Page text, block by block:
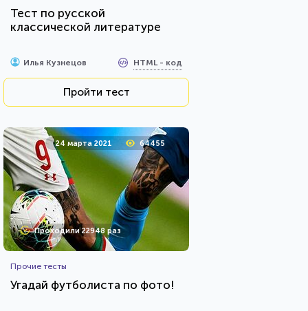
Тест по русской
классической литературе
Илья Кузнецов HTML - код
Пройти тест
24 марта 2021 64455
Проходили 22948 раз
Прочие тесты
Угадай футболиста по фото!